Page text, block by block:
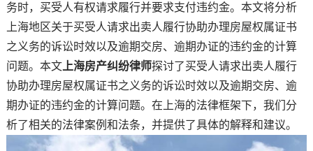
务时，买受人有权请求履行并要求支付违约金。本文将分析
上海地区关于买受人请求出卖人履行协助办理房屋权属证书
之义务的诉讼时效以及逾期交房、逾期办证的违约金的计算
问题。本文上海房产纠纷律师探讨了买受人请求出卖人履行
协助办理房屋权属证书之义务的诉讼时效以及逾期交房、逾
期办证的违约金的计算问题。在上海的法律框架下，我们分
析了相关的法律案例和法条，并提供了具体的解释和建议。